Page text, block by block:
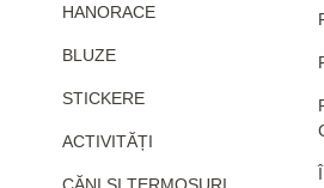
HANORACE
BLUZE
STICKERE
ACTIVITĂȚI